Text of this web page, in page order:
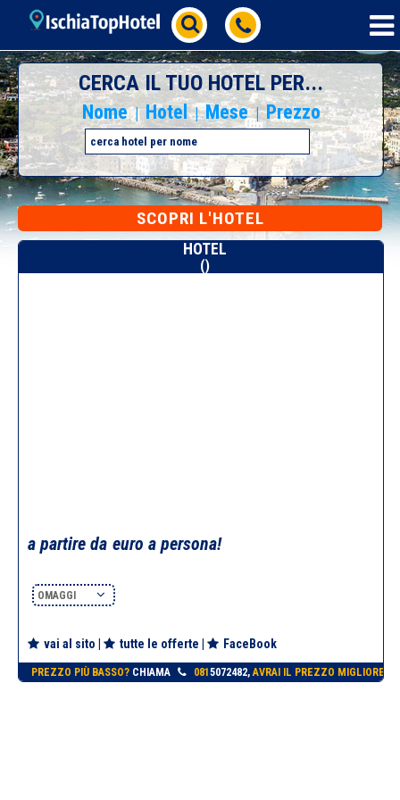
CERCA IL TUO HOTEL PER...
Nome | Hotel | Mese | Prezzo
SCOPRI L'HOTEL
HOTEL
()
a partire da euro a persona!
OMAGGI
vai al sito tutte le offerte FaceBook
PREZZO PIÙ BASSO?CHIAMA 081 5072482,AVRAI IL PREZZO MIGLIORE!